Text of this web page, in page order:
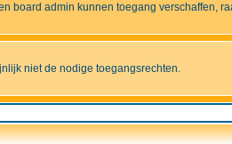
board admin kunnen toegang verschaffen,
niet de nodige toegangsrechten.